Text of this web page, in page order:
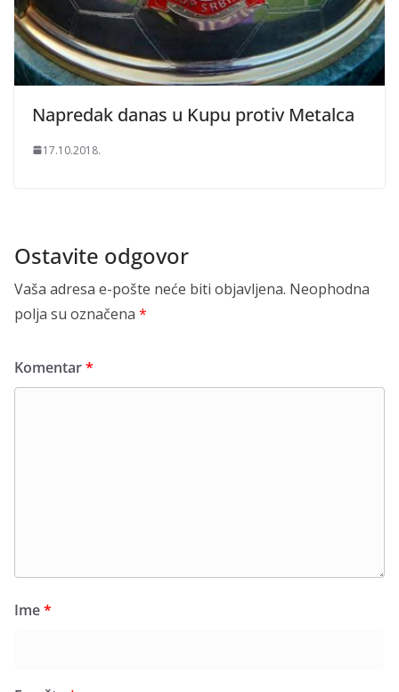
Napredak danas u Kupu protiv Metalca
17.10.2018.
Ostavite odgovor
Vaša adresa e-pošte neće biti objavljena. Neophodna
polja su označena *
Komentar*
Ime*